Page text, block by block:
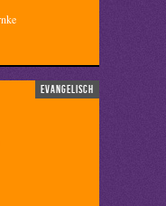
evangelisch